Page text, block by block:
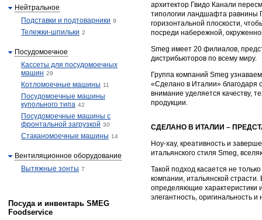
архитектор Гвидо Канали
типологии ландшафта
горизонтальной плоскости,
посреди набережной,
Smeg имеет 20 филиалов,
дистрибьюторов по всему миру.
Группа компаний Smeg
«Сделано в Италии» благодаря
внимание уделяется качеству,
продукции.
СДЕЛАНО В ИТАЛИИ –
Ноу-хау, креативность и
итальянского стиля Smeg,
Такой подход касается не
компании, итальянской
определяющие характеристики
элегантность, оригинальность
Нейтральное
Подставки и подтоварники 9
Тележки-шпильки 2
Посудомоечное
Кассеты для посудомоечных
машин 29
Котломоечные машины 11
Посудомоечные машины
купольного типа 42
Посудомоечные машины с
фронтальной загрузкой 30
Стаканомоечные машины 14
Вентиляционное оборудование
Вытяжные зонты 7
Посуда и инвентарь SMEG
Foodservice